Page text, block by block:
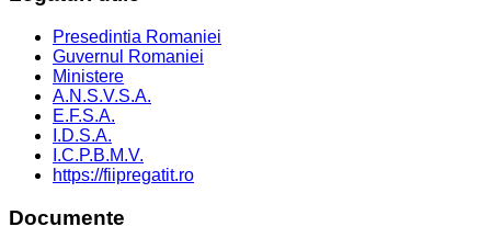
Presedintia Romaniei
Guvernul Romaniei
Ministere
A.N.S.V.S.A.
E.F.S.A.
I.D.S.A.
I.C.P.B.M.V.
https://fiipregatit.ro
Documente